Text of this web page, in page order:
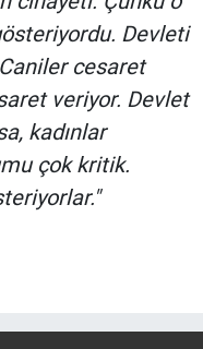
Devleti
cesaret
veriyor. Devlet
kadınlar
çok kritik.